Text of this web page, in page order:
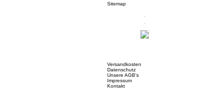
Sitemap
Versandkosten
Datenschutz
Unsere AGB's
Impressum
Kontakt